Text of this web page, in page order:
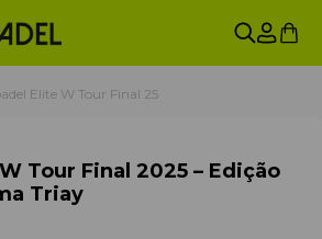
Elite W Tour Final 25
Tour Final 2025 – Edição
Triay